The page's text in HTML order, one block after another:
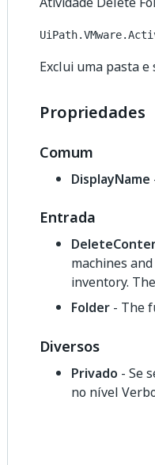
Exclui uma pasta
Propriedades
Comum
DisplayName
Entrada
machines
inventory.
Folder - The
Diversos
Privado - Se
no nível